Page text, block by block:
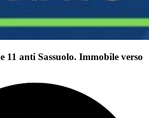
11 anti Sassuolo. Immobile verso